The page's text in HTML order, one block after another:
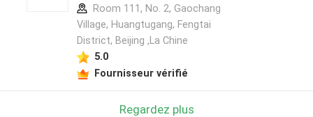
Room 111, No. 2, Gaochang
Village, Huangtugang, Fengtai
District, Beijing ,La Chine
5.0
Fournisseur vérifié
Regardez plus